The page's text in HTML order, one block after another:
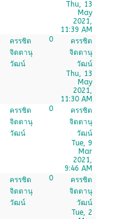
Thu, 13
May
2021,
11:39 AM
ครรชิต
จิตตานุ
วัฒน์
0
ครรชิต
จิตตานุ
วัฒน์
Thu, 13
May
2021,
11:30 AM
ครรชิต
จิตตานุ
วัฒน์
0
ครรชิต
จิตตานุ
วัฒน์
Tue, 9
Mar
2021,
9:46 AM
ครรชิต
จิตตานุ
วัฒน์
0
ครรชิต
จิตตานุ
วัฒน์
Tue, 2